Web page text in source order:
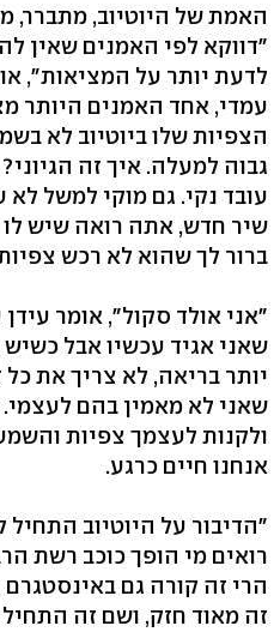
האמת של היוטיוב, מתברר,
"דווקא לפי האמנים שאין
לדעת יותר על המציאות",
עמדי, אחד האמנים היותר
הצפיות שלו ביוטיוב לא
גבוה למעלה. איך זה
עובד נקי. גם מוקי למשל
שיר חדש, אתה רואה שיש לו
ברור לך שהוא לא רכש
"אני אולד סקול", אומר
שאני אגיד עכשיו אבל
יותר בריאה, לא צריך את
שאני לא מאמין בהם
ולקנות לעצמך צפיות
אנחנו חיים כרגע.
"הדיבור על היוטיוב התחיל
רואים מי הופך כוכב רשת
הרי זה קורה גם
זה מאוד חזק, ושם זה